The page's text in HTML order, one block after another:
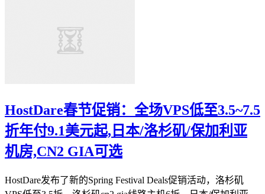
HostDare春节促销：全场VPS低至3.5~7.5
折年付9.1美元起,日本/洛杉矶/保加利亚
机房,CN2 GIA可选
HostDare发布了新的Spring Festival Deals促销活动，洛杉矶